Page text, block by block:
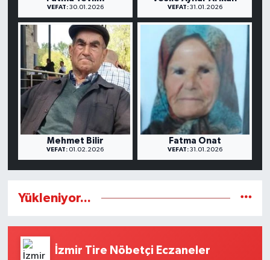
VEFAT:30.01.2026 VEFAT:31.01.2026
Mehmet Bilir
VEFAT: 01.02.2026
Fatma Onat
VEFAT:31.01.2026
Yükleniyor...
İzmir Tire Nöbetçi Eczaneler